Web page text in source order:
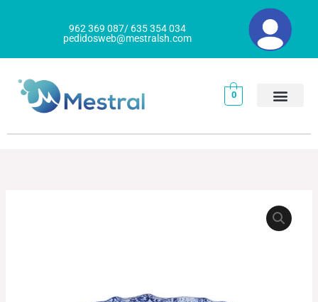
962 369 087/ 635 354 034
pedidosweb@mestralsh.com
0
desde